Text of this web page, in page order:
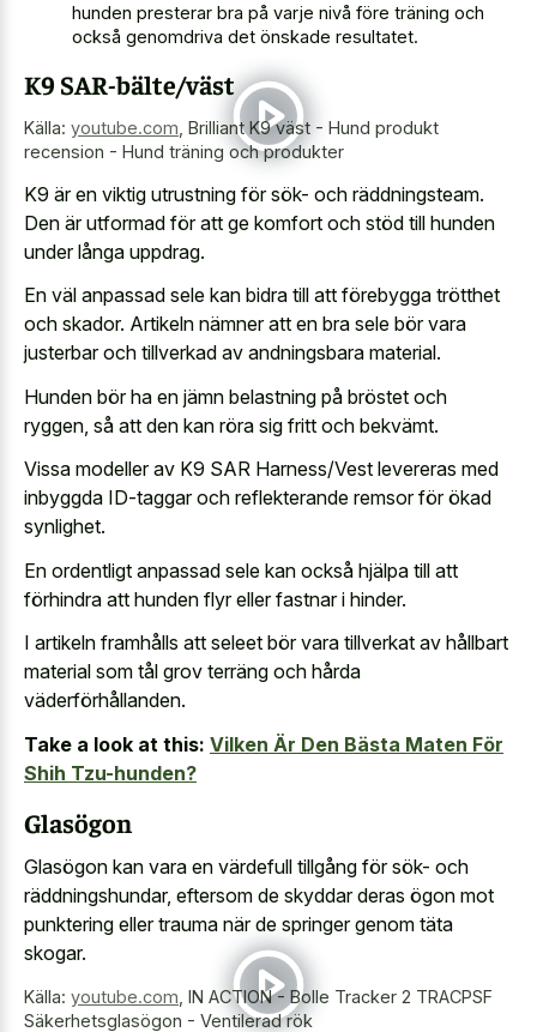
hunden presterar bra på varje nivå före träning och
också genomdriva det önskade resultatet.
K9 SAR-bälte/väst
Källa: youtube.com, Brilliant K9 väst - Hund produkt
recension - Hund träning och produkter
K9 är en viktig utrustning för sök- och räddningsteam.
Den är utformad för att ge komfort och stöd till hunden
under långa uppdrag.
En väl anpassad sele kan bidra till att förebygga trötthet
och skador. Artikeln nämner att en bra sele bör vara
justerbar och tillverkad av andningsbara material.
Hunden bör ha en jämn belastning på bröstet och
ryggen, så att den kan röra sig fritt och bekvämt.
Vissa modeller av K9 SAR Harness/Vest levereras med
inbyggda ID-taggar och reflekterande remsor för ökad
synlighet.
En ordentligt anpassad sele kan också hjälpa till att
förhindra att hunden flyr eller fastnar i hinder.
I artikeln framhålls att seleet bör vara tillverkat av hållbart
material som tål grov terräng och hårda
väderförhållanden.
Take a look at this: Vilken Är Den Bästa Maten För
Shih Tzu-hunden?
Glasögon
Glasögon kan vara en värdefull tillgång för sök- och
räddningshundar, eftersom de skyddar deras ögon mot
punktering eller trauma när de springer genom täta
skogar.
Källa: youtube.com IN ACTION - Bolle Tracker 2 TRACPSF
Säkerhetsglasögon - Ventilerad rök